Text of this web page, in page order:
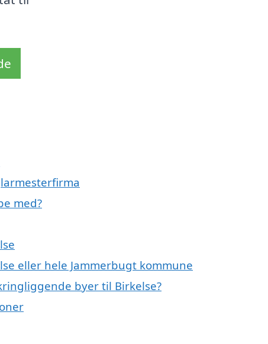
med?
eller hele Jammerbugt kommune
byer til Birkelse?